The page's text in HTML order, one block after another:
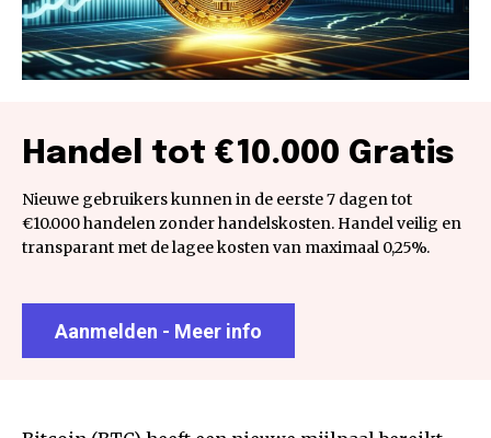
Handel tot €10.000 Gratis
Nieuwe gebruikers kunnen in de eerste 7 dagen tot
€10.000 handelen zonder handelskosten. Handel veilig en
transparant met de lagee kosten van maximaal 0,25%.
Aanmelden - Meer info